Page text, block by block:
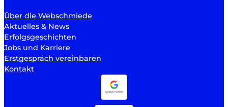
Über die Webschmiede
Aktuelles & News
Erfolgsgeschichten
Jobs und Karriere
Erstgespräch vereinbaren
Kontakt